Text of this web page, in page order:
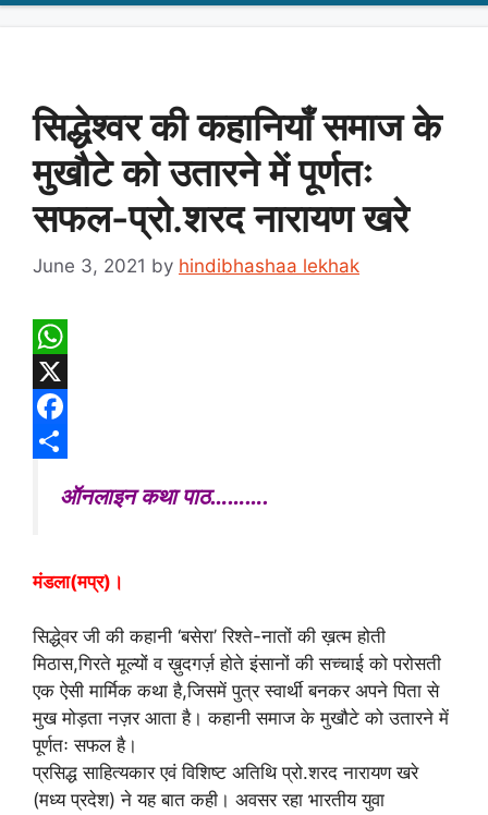
सिद्धेश्वर की कहानियाँ समाज के
मुखौटे को उतारने में पूर्णतः
सफल-प्रो.शरद नारायण खरे
June 3, 2021 by hindibhashaa lekhak
W
h
a
p
X
F
b
o
k
r
ऑनलाइन कथा पाठ……….
मंडला(मप्र)।
सिद्धे्वर जी की कहानी ‘बसेरा’ रिश्ते-नातों की ख़त्म होती
मिठास,गिरते मूल्यों व ख़ुदगर्ज़ होते इंसानों की सच्चाई को परोसती
एक ऐसी मार्मिक कथा है,जिसमें पुत्र स्वार्थी बनकर अपने पिता से
मुख मोड़ता नज़र आता है। कहानी समाज के मुखौटे को उतारने में
पूर्णतः सफल है।
प्रसिद्ध साहित्यकार एवं विशिष्ट अतिथि प्रो.शरद नारायण खरे
(मध्य प्रदेश) ने यह बात कही। अवसर रहा भारतीय युवा